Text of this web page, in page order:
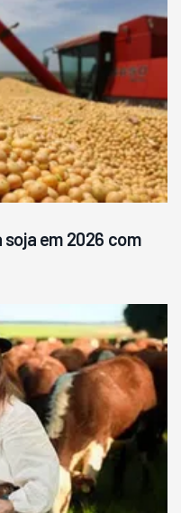
em 2026 com